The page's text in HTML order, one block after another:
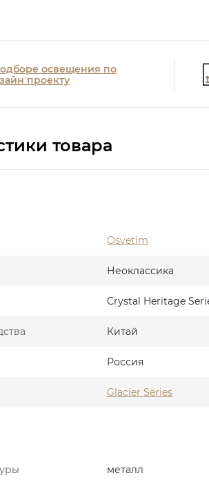
освещения по
проекту
товара
Osvetim
Неоклассика
Crystal Heritage
Китай
Россия
Glacier Series
металл